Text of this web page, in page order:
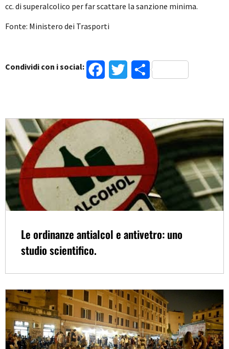
cc. di superalcolico per far scattare la sanzione minima.
Fonte: Ministero dei Trasporti
Condividi con i social: FacebookTwitterCondividi
Le ordinanze antialcol e antivetro: uno
studio scientifico.